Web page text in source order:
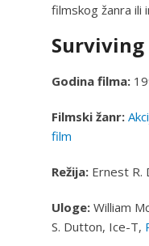
filmskog žanra ili
Surviving
Godina filma:
Filmski žanr:
film
Režija: Ernest R.
Uloge: William
S. Dutton, Ice-T,